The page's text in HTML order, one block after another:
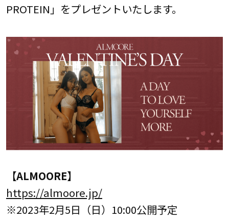
PROTEIN」をプレゼントいたします。
【ALMOORE】
https://almoore.jp/
※2023年2月5日（日）10:00公開予定